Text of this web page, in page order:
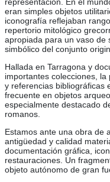
representación. En el
eran simples objetos
iconografía reflejaban
repertorio mitológico
apropiada para un vaso de
simbólico del conjunto
Hallada en Tarragona y
importantes colecciones,
y referencias bibliográficas
frecuente en objetos
especialmente destacado
romanos.
Estamos ante una obra de
antigüedad y calidad
documentación gráfica,
restauraciones. Un
objeto autónomo de gran